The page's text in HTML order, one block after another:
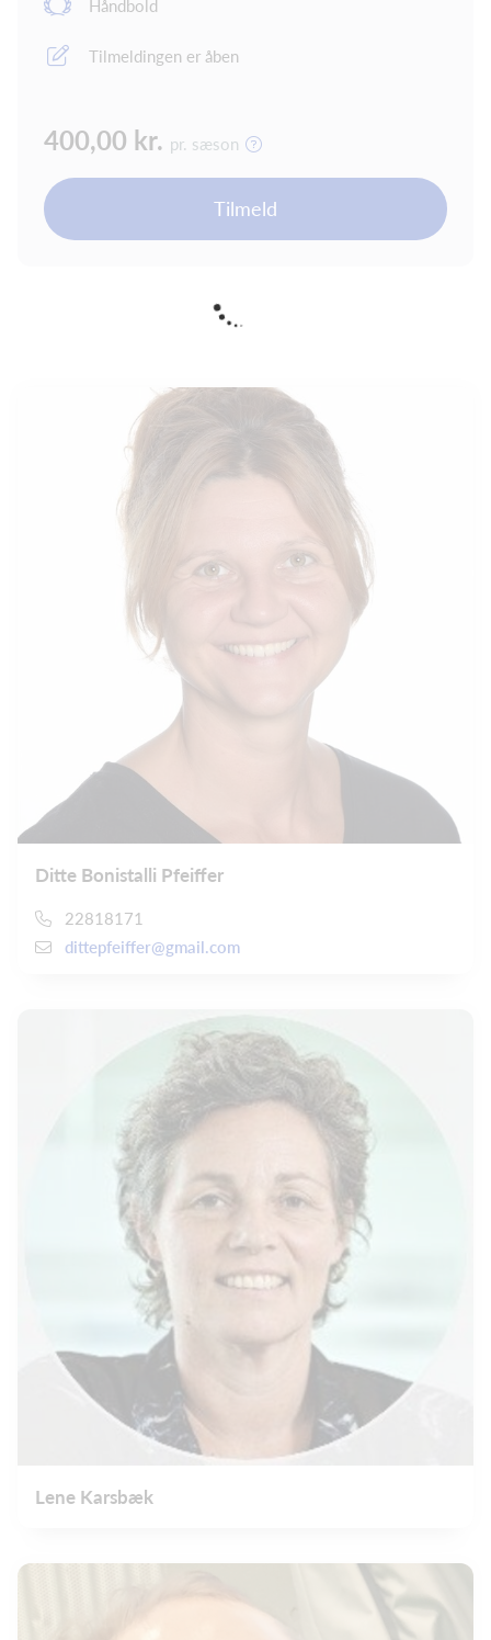
Håndbold
Tilmeldingen er åben
400,00 kr. pr. sæson
Tilmeld
Ditte Bonistalli Pfeiffer
22818171
dittepfeiffer@gmail.com
Lene Karsbæk